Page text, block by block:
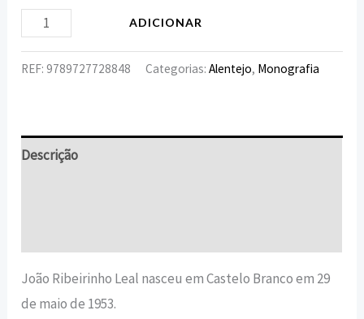
ADICIONAR
REF:9789727728848 Categorias:Alentejo, Monografia
Descrição
João Ribeirinho Leal nasceu em Castelo Branco em 29
de maio de 1953.